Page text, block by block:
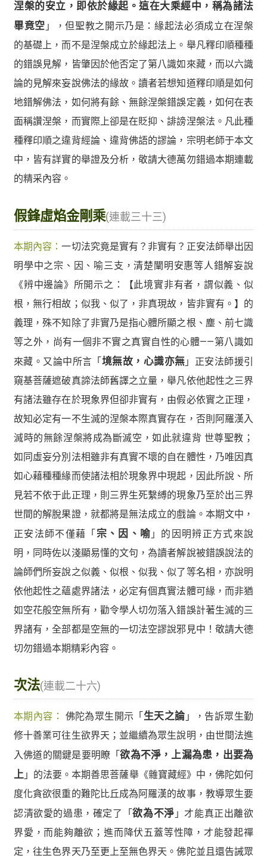
涅槃的安立，即依於緣起。這在大乘經中，稱為諸法
畢竟空 」，但聖教之開示乃是：緣起法必須成立在涅槃
的基礎上，而不是涅槃成立於緣起法上。舉凡釋印順種種
的錯誤見解，皆肇因於他否定了第八識如來藏，而以六識
論的見解來妄說佛法的緣故。讀者若想知道釋印順是如何
地錯解佛法，如何將有餘、無餘涅槃錯誤定義，如何在表
面稱讚涅槃，而實際上卻是在貶抑、誹謗涅槃法。凡此種
種釋印順之違背經論、違背佛語的謬論，宗明老師于本文
中，皆有詳實的舉證及分析，敬請大德萬勿錯過本期連載
的精采內容。
假鋒虛焰金剛乘(連載三十三)
本期內容：一切法究竟是實有？非實有？正安法師舉出因
明學中之宗、因、喻三支，清楚闡明安惠等人錯解妄說
《辨中邊論》所開示之：【此境實非有者，謂似義、似
根，無行相故；似我、似了，非真現故，皆非實有。】的
義理，殊不知除了非實乃是指心體所顯之根、塵、前七識
等之外，尚有一個非不實之真實自性的心體——第八識如
來藏。又論中所言「 境無故，心識亦無 」正安法師援引
窺基菩薩遮破真諦法師舊譯之立量，舉凡依他起性之三界
有諸法雖存在於現象界但卻非實有，由假必依實之正理，
故知必定有一不生滅的涅槃本際真實存在，否則阿羅漢入
滅時的無餘涅槃將成為斷滅空，如此就違背 世尊聖教；
如同虛妄分別法相雖非有真實不壞的自在體性，乃唯因真
如心藉種種緣而使諸法相於現象界中現起，因此所說、所
見若不依于此正理，則三界生死繫縛的現象乃至於出三界
世間的解脫果證，就都將是無法成立的戲論。本期文中，
正安法師不僅藉「 宗、因、喻 」的因明辨正方式來說
明，同時佐以淺顯易懂的文句，為讀者解說被錯誤說法的
論師們所妄說之似義、似根、似我、似了等名相，亦說明
依他起性之蘊處界諸法，必定有個真實法體可緣，而非猶
如空花般空無所有，勸令學人切勿落入錯誤計著生滅的三
界諸有，全部都是空無的一切法空謬說邪見中！敬請大德
切勿錯過本期精彩內容。
次法(連載二十六)
本期內容： 佛陀為眾生開示「 生天之論 」，告訴眾生勤
修十善業可往生欲界天；並繼續為眾生說明，由世間法進
入佛道的關鍵是要明瞭「欲為不淨，上漏為患，出要為
上 」的法要。本期善思菩薩舉《雜寶藏經》中，佛陀如何
度化貪欲很重的難陀比丘成為阿羅漢的故事，教導眾生要
認清欲愛的過患，確定了「欲為不淨 」才能真正出離欲
界愛，而能夠離欲；進而降伏五蓋等性障，才能發起禪
定，往生色界天乃至更上至無色界天。佛陀並且還告誡眾